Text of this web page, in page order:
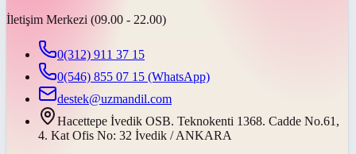
İletişim Merkezi (09.00 - 22.00)
0(312) 911 37 15
0(546) 855 07 15 (WhatsApp)
destek@uzmandil.com
Hacettepe İvedik OSB. Teknokenti 1368. Cadde No.61,
4. Kat Ofis No: 32 İvedik / ANKARA